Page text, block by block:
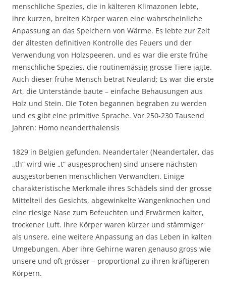
menschliche Spezies, die in kälteren Klimazonen lebte,
ihre kurzen, breiten Körper waren eine wahrscheinliche
Anpassung an das Speichern von Wärme. Es lebte zur Zeit
der ältesten definitiven Kontrolle des Feuers und der
Verwendung von Holzspeeren, und es war die erste frühe
menschliche Spezies, die routinemässig grosse Tiere jagte.
Auch dieser frühe Mensch betrat Neuland; Es war die erste
Art, die Unterstände baute – einfache Behausungen aus
Holz und Stein. Die Toten begannen begraben zu werden
und es gibt eine primitive Sprache. Vor 250-230 Tausend
Jahren: Homo neanderthalensis
1829 in Belgien gefunden. Neandertaler (Neandertaler, das
„th“ wird wie „t“ ausgesprochen) sind unsere nächsten
ausgestorbenen menschlichen Verwandten. Einige
charakteristische Merkmale ihres Schädels sind der grosse
Mittelteil des Gesichts, abgewinkelte Wangenknochen und
eine riesige Nase zum Befeuchten und Erwärmen kalter,
trockener Luft. Ihre Körper waren kürzer und stämmiger
als unsere, eine weitere Anpassung an das Leben in kalten
Umgebungen. Aber ihre Gehirne waren genauso gross wie
unsere und oft grösser – proportional zu ihren kräftigeren
Körpern.